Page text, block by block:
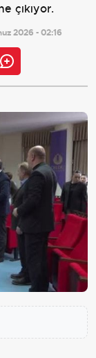
çıkıyor.
2026 - 02:16